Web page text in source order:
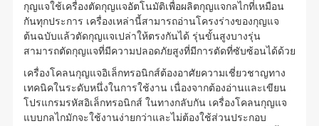
กุญแจใช้เครื่องตัดกุญแจอัตโนมัติเพื่อผลิตกุญแจกลไกที่เหมือน
กันทุกประการ เครื่องเหล่านี้สามารถอ่านโครงร่างของกุญแจ
ต้นฉบับแล้วตัดกุญแจเปล่าให้ตรงกันได้ รุ่นขั้นสูงบางรุ่น
สามารถตัดกุญแจที่มีความปลอดภัยสูงที่มีการตัดที่ซับซ้อนได้ด้วย
เครื่องโคลนกุญแจอิเล็กทรอนิกส์ต้องอาศัยความเชี่ยวชาญทาง
เทคนิคในระดับหนึ่งในการใช้งาน เนื่องจากต้องอ่านและเขียน
โปรแกรมรหัสอิเล็กทรอนิกส์ ในทางกลับกัน เครื่องโคลนกุญแจ
แบบกลไกมักจะใช้งานง่ายกว่าและไม่ต้องใช้ส่วนประกอบ